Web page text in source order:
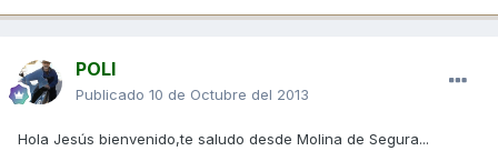
POLI
Publicado 10 de Octubre del 2013
Hola Jesús bienvenido,te saludo desde Molina de Segura...